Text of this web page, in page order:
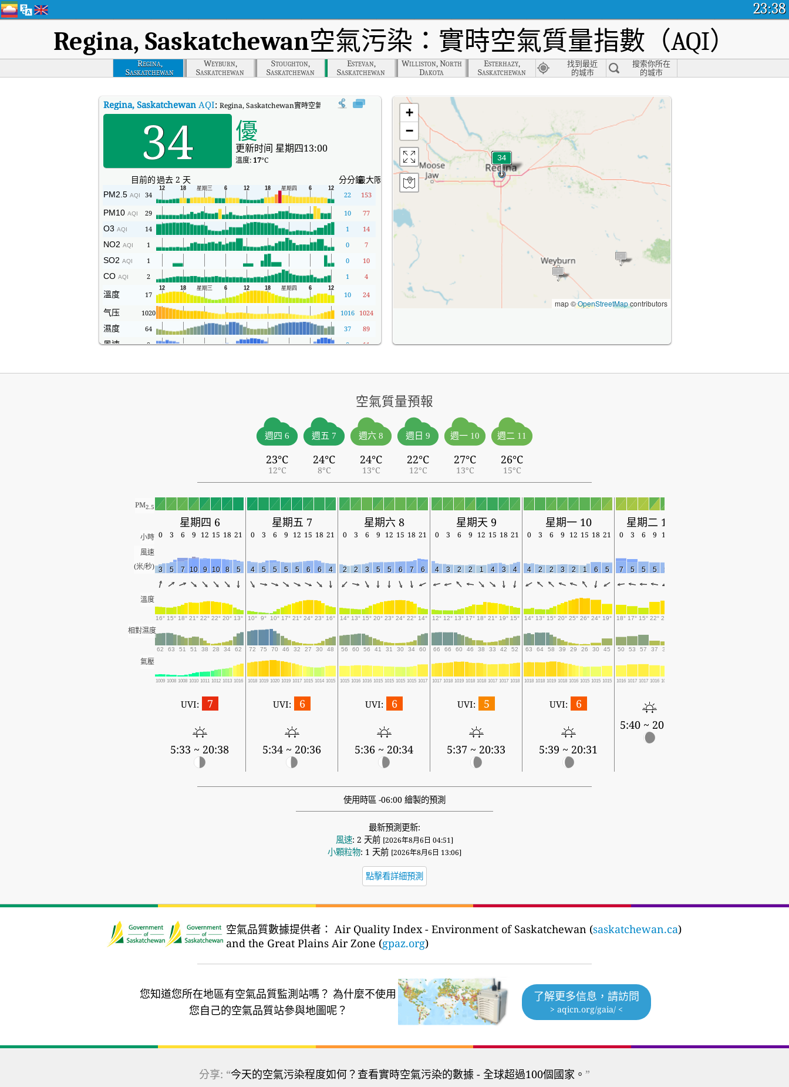
23:38
Regina, Saskatchewan空氣污染：實時空氣質量指數（AQI）
Regina,
Saskatchewan
Weyburn,
Saskatchewan
Stoughton,
Saskatchewan
Estevan,
Saskatchewan
Williston, North
Dakota
Esterhazy,
Saskatchewan
找到最近
的城市
搜索你所在
的城市
Regina, SaskatchewanAQI: Regina, Saskatchewan實時空氣質量指數（AQI）。
34 優
更新时间 星期四13:00
溫度: 17°C
目前的過去 2 天 分分鐘最大限度
PM2.5 AQI 34 22 153
PM10 AQI 29 10 77
O3 AQI 14 1 14
NO2 AQI 1 0 7
SO2 AQI 1 0 10
CO AQI 2 1 4
溫度 17 10 24
气压 1020 1016 1024
濕度 64 37 89
風速 9 0 11
+
−
map ©OpenStreetMapcontributors
空氣質量預報
週四 6
23°C
12°C
週五 7
24°C
8°C
週六 8
24°C
13°C
週日 9
22°C
12°C
週一 10
27°C
13°C
週二 11
26°C
15°C
PM2.5
星期四 6 星期五 7 星期六 8 星期天 9 星期一 10 星期二 11
小時 0 3 6 9 12 15 18 21 0 3 6 9 12 15 18 21 0 3 6 9 12 15 18 21 0 3 6 9 12 15 18 21 0 3 6 9 12 15 18 21 0 3 6 9 12
風速
(米/秒) 3 5 7 10 9 10 8 5 4 5 5 5 5 6 6 4 2 2 3 5 5 6 7 6 4 3 2 2 1 4 3 4 4 2 2 3 2 1 6 5 7 5 5 5 5
溫度
16° 15° 18° 21° 22° 22° 20° 13° 10° 9° 10° 17° 21° 24° 23° 16° 14° 13° 15° 20° 23° 24° 22° 14° 12° 12° 13° 17° 18° 21° 19° 15° 14° 13° 15° 20° 25° 26° 24° 19° 18° 17° 15° 22° 23°
相對濕度
62 63 51 51 38 28 34 62 72 75 70 46 32 27 30 48 56 60 56 41 31 30 34 60 66 66 60 46 38 33 42 52 63 64 58 39 29 26 30 45 50 53 57 37 35
氣壓
1009 1008 1008 1010 1011 1012 1013 1016 1018 1019 1020 1019 1017 1015 1014 1015 1015 1016 1016 1015 1015 1015 1015 1017 1017 1018 1019 1018 1018 1017 1017 1018 1018 1018 1019 1018 1016 1015 1015 1015 1016 1017 1017 1016 1015
UVI: 7
5:33 ~ 20:38
UVI: 6
5:34 ~ 20:36
UVI: 6
5:36 ~ 20:34
UVI: 5
5:37 ~ 20:33
UVI: 6
5:39 ~ 20:31
5:40 ~ 20:29
使用時區 -06:00 繪製的預測
最新預測更新:
風速: 2 天前 [2026年8月6日 04:51]
小顆粒物: 1 天前 [2026年8月6日 13:06]
點擊看詳細預測
空氣品質數據提供者： Air Quality Index - Environment of Saskatchewan (saskatchewan.ca)
and the Great Plains Air Zone (gpaz.org)
您知道您所在地區有空氣品質監測站嗎？ 為什麼不使用
您自己的空氣品質站參與地圖呢？
了解更多信息，請訪問
> aqicn.org/gaia/ <
分享: “今天的空氣污染程度如何？查看實時空氣污染的數據 - 全球超過100個國家。 ”